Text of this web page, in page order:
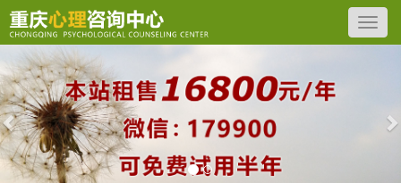
Previous